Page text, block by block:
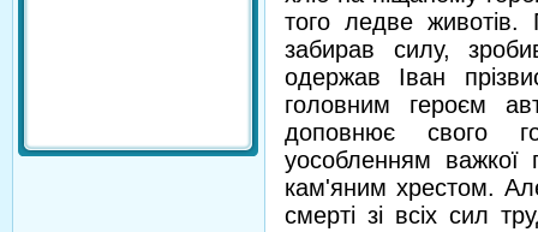
того ледве животів.
забирав силу,
одержав Іван
головним героєм
доповнює свого
уособленням важкої
кам'яним хрестом.
смерті зі всіх сил